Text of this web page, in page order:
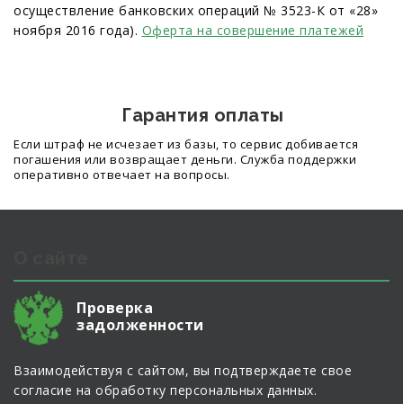
осуществление банковских операций № 3523-К от «28»
ноября 2016 года). Оферта на совершение платежей
Гарантия оплаты
Если штраф не исчезает из базы, то сервис добивается
погашения или возвращает деньги. Служба поддержки
оперативно отвечает на вопросы.
Проверка
задолженности
Взаимодействуя с сайтом, вы подтверждаете свое
согласие на обработку персональных данных.